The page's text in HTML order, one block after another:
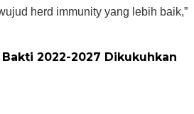
herd immunity yang lebih baik,”
Bakti 2022-2027 Dikukuhkan